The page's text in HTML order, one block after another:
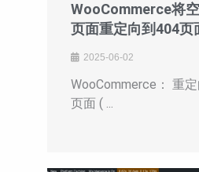
WooCommerce将
页面重定向到404页
2025-06-02
WooCommerce： 重
页面 ( ...